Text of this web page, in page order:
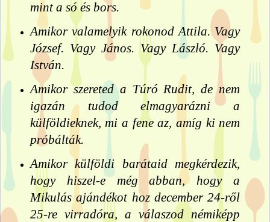
mint a só és bors.
Amikor valamelyik rokonod Attila. Vagy
József. Vagy János. Vagy László. Vagy
István.
Amikor szereted a Túró Rudit, de nem
igazán tudod elmagyarázni a
külföldieknek, mi a fene az, amíg ki nem
próbálták.
Amikor külföldi barátaid megkérdezik,
hogy hiszel-e még abban, hogy a
Mikulás ajándékot hoz december 24-ről
25-re virradóra, a válaszod némiképp